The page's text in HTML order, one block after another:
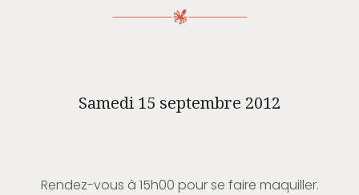
Samedi 15 septembre 2012
Rendez-vous à 15h00 pour se faire maquiller.